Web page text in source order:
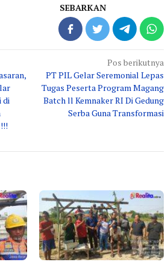
SEBARKAN
di
Pos berikutnya
PT PIL Gelar Seremonial Lepas
Tugas Peserta Program Magang
Batch ll Kemnaker RI Di Gedung
Serba Guna Transformasi